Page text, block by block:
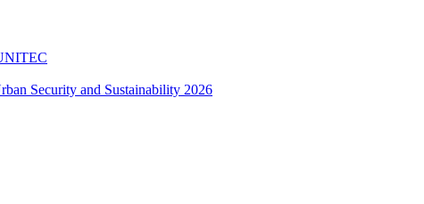
Security and Sustainability 2026